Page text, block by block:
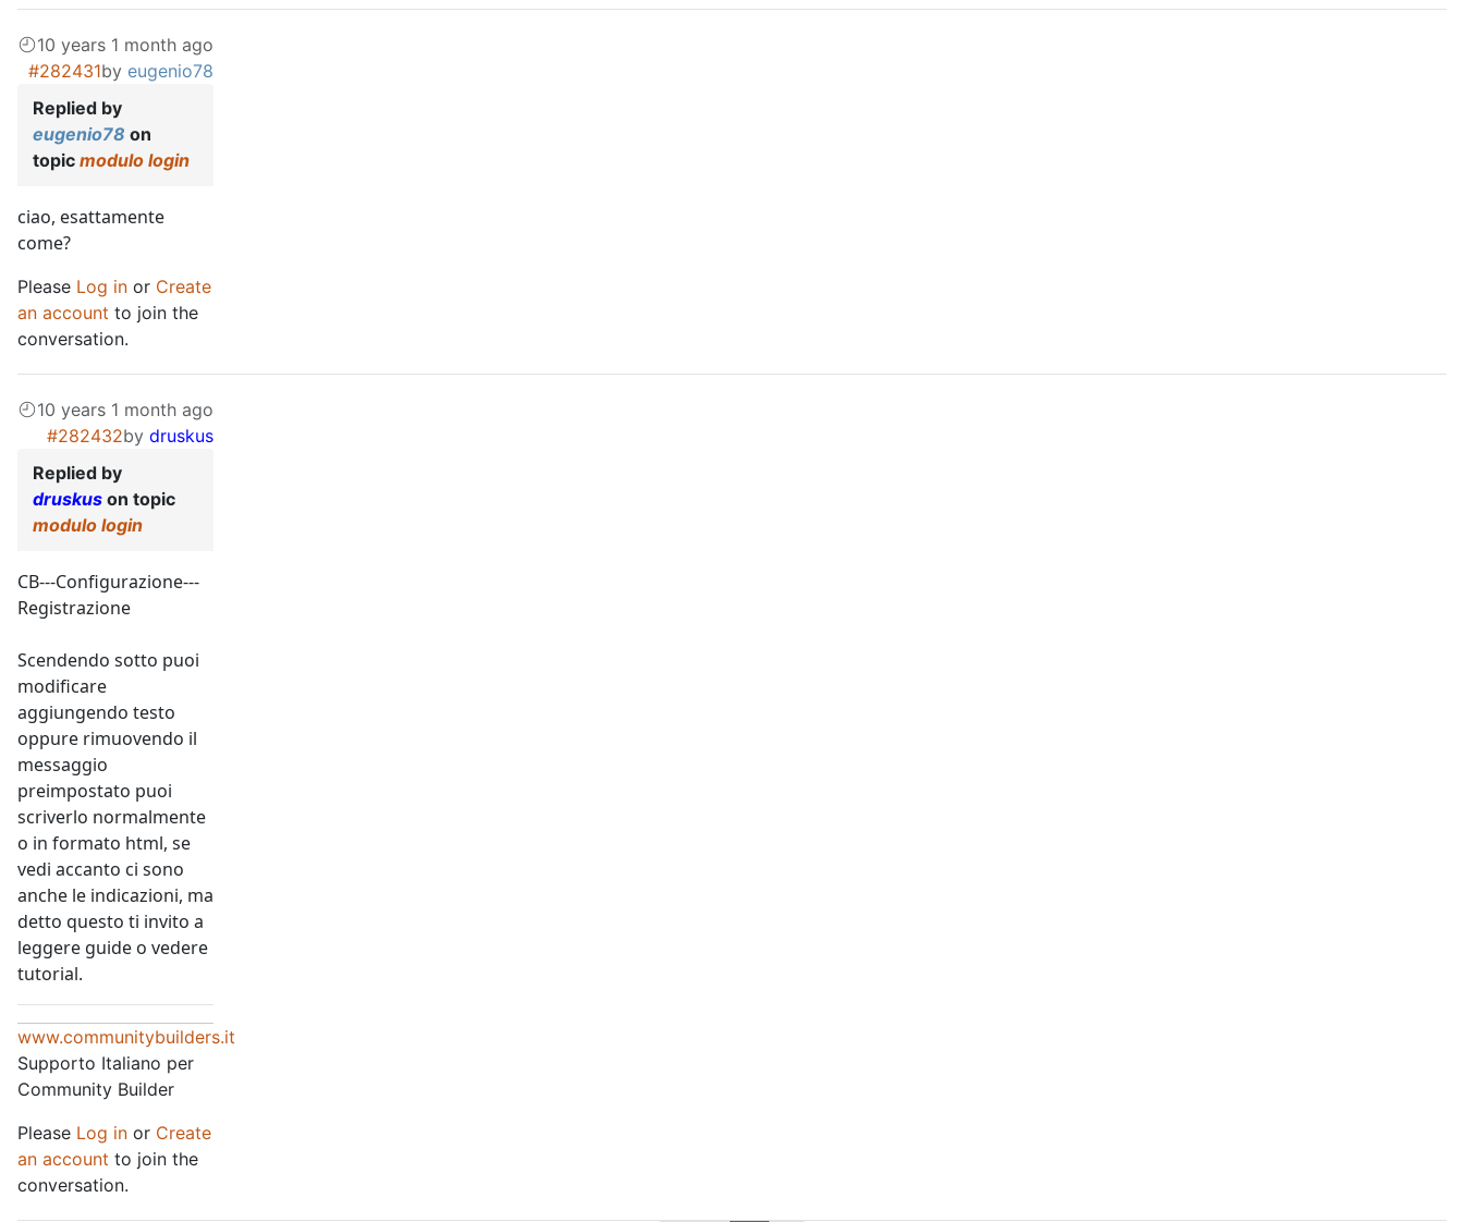
10 years 1 month ago
#282431by eugenio78
Replied by
eugenio78 on
topic modulo login
ciao, esattamente
come?
Please Log in or Create
an account to join the
conversation.
10 years 1 month ago
#282432by druskus
Replied by
druskus on topic
modulo login
CB---Configurazione---
Registrazione
Scendendo sotto puoi
modificare
aggiungendo testo
oppure rimuovendo il
messaggio
preimpostato puoi
scriverlo normalmente
o in formato html, se
vedi accanto ci sono
anche le indicazioni, ma
detto questo ti invito a
leggere guide o vedere
tutorial.
www.communitybuilders.it
Supporto Italiano per
Community Builder
Please Log in or Create
an account to join the
conversation.